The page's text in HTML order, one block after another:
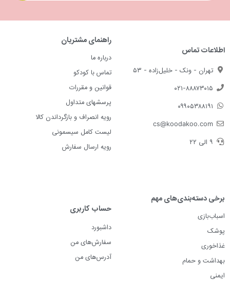
اطلاعات تماس
تهران - ونک - خلیل‌زاده - ۵۳
۰۲۱-۸۸۸۷۳۰۱۵
۰۹۹۰۵۳۸۸۱۹۱
cs@koodakoo.com
۹ الی ۲۲
راهنمای مشتریان
درباره ما
تماس با کودکو
قوانین و مقررات
پرسشهای متداول
رویه انصراف و بازگرداندن کالا
لیست کامل سیسمونی
رویه ارسال سفارش
برخی دسته‌بندی‌های مهم
اسباب‌بازی
پوشک
غذاخوری
بهداشت و حمام
ایمنی
حساب کاربری
داشبورد
سفارش‌های من
آدرس‌های من